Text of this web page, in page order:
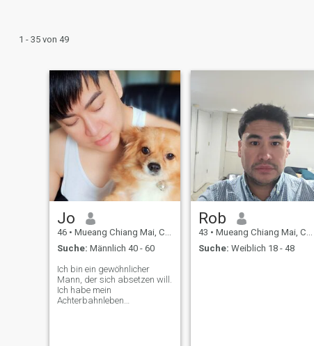
1 - 35 von 49
Jo
46 • Mueang Chiang Mai, Chiang Mai, Thailand
Suche: Männlich 40 - 60
Ich bin ein gewöhnlicher
Mann, der sich absetzen will.
Ich habe mein
Achterbahnleben
Rob
43 • Mueang Chiang Mai, Chiang Mai, Thailand
Suche: Weiblich 18 - 48